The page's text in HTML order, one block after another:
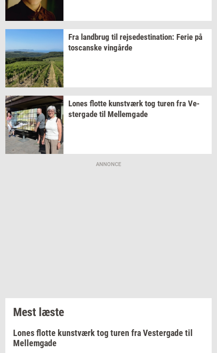
Fra land­brug til rej­se­desti­na­tion: Ferie på
toscan­ske vin­går­de
Lones flot­te kunst­værk tog turen fra Ve­
ster­ga­de til Mel­lem­ga­de
ANNONCE
Mest læste
Lones flotte kunstværk tog turen fra Vestergade til
Mellemgade